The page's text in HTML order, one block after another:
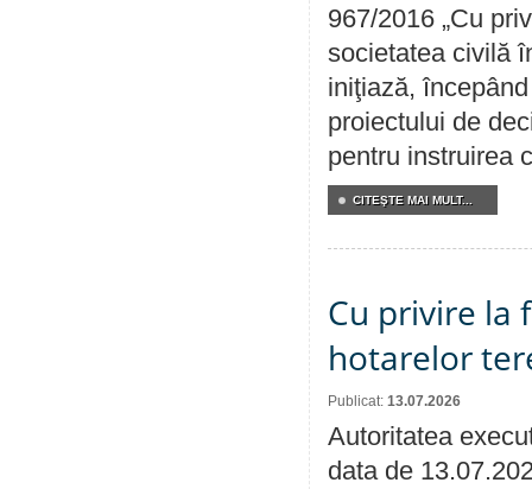
967/2016 „Cu
societatea civilă
iniţiază,
proiectului de
pentru instruirea
CITEŞTE MAI MULT...
Cu privire la
hotarelor
Publicat: 13.07.2026
Autoritatea
data de